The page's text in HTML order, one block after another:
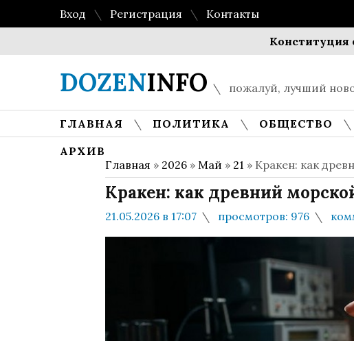
Вход Регистрация
Контакты
Конституция
DOZENINFO пожалуй, лучший
ГЛАВНАЯ ПОЛИТИКА ОБЩЕСТВО
АРХИВ
Главная » 2026 » Май » 21 » Кракен: как
Кракен: как древний
21.05.2026 в 17:07 просмотров: 976